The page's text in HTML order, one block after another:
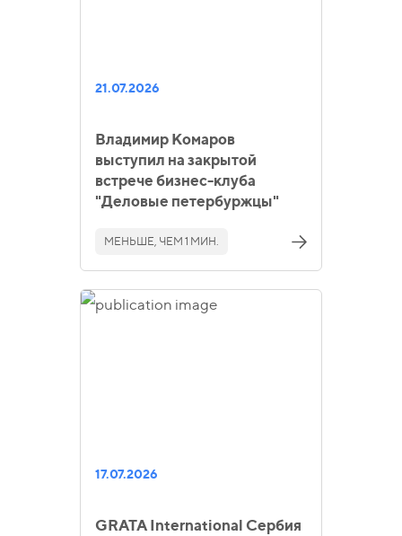
21.07.2026
Владимир Комаров
выступил на закрытой
встрече бизнес-клуба
"Деловые петербуржцы"
МЕНЬШЕ, ЧЕМ 1 МИН.
17.07.2026
GRATA International Сербия